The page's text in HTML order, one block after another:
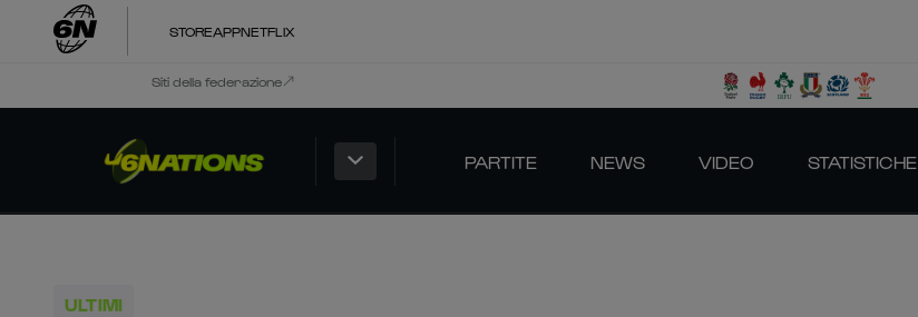
STOREAPPNETFLIX
Siti della federazione
PARTITE NEWS VIDEO STATISTICHE
ULTIMI